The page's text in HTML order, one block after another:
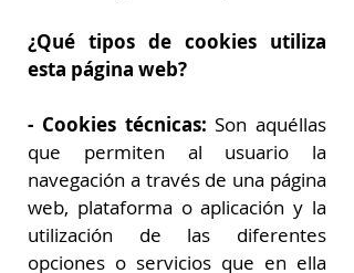
¿Qué tipos de cookies utiliza
esta página web?
- Cookies técnicas: Son aquéllas
que permiten al usuario la
navegación a través de una página
web, plataforma o aplicación y la
utilización de las diferentes
opciones o servicios que en ella